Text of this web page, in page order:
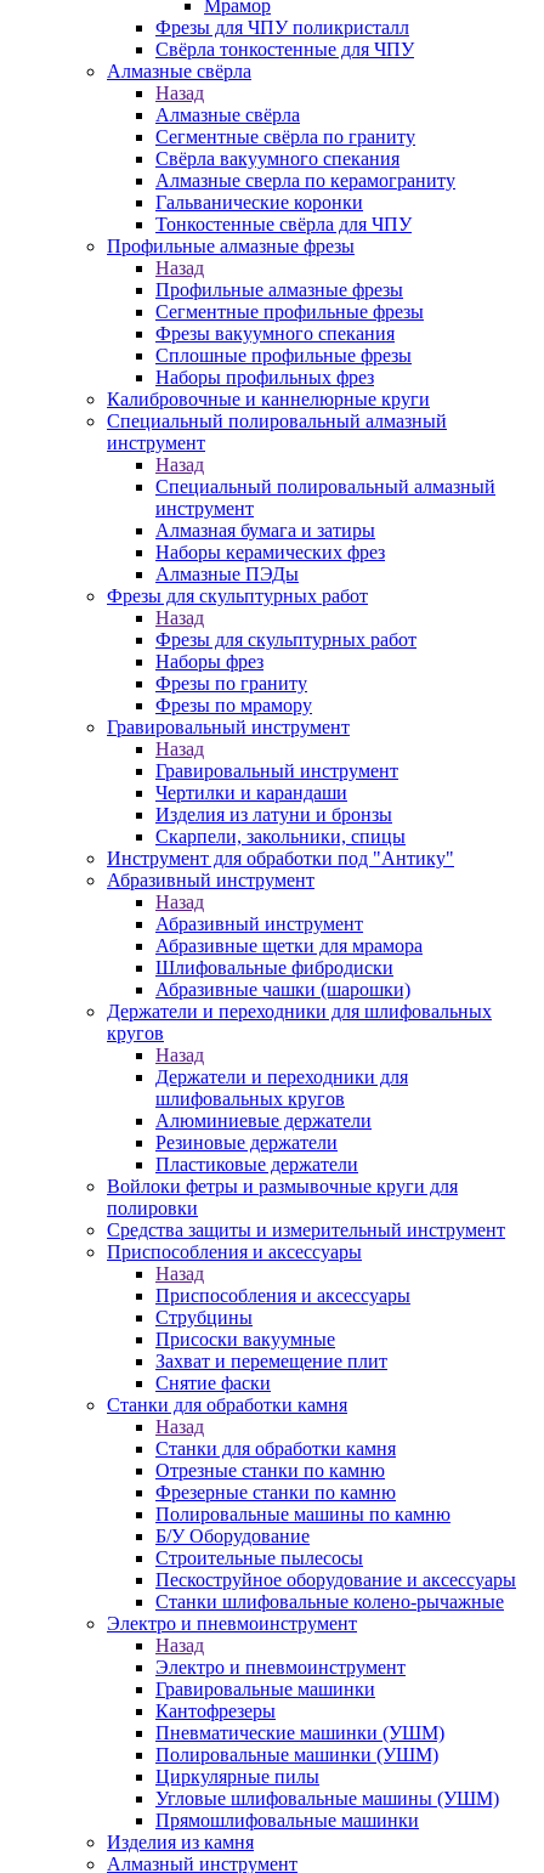
Мрамор
Фрезы для ЧПУ поликристалл
Свёрла тонкостенные для ЧПУ
Алмазные свёрла
Назад
Алмазные свёрла
Сегментные свёрла по граниту
Свёрла вакуумного спекания
Алмазные сверла по керамограниту
Гальванические коронки
Тонкостенные свёрла для ЧПУ
Профильные алмазные фрезы
Назад
Профильные алмазные фрезы
Сегментные профильные фрезы
Фрезы вакуумного спекания
Сплошные профильные фрезы
Наборы профильных фрез
Калибровочные и каннелюрные круги
Специальный полировальный алмазный
инструмент
Назад
Специальный полировальный алмазный
инструмент
Алмазная бумага и затиры
Наборы керамических фрез
Алмазные ПЭДы
Фрезы для скульптурных работ
Назад
Фрезы для скульптурных работ
Наборы фрез
Фрезы по граниту
Фрезы по мрамору
Гравировальный инструмент
Назад
Гравировальный инструмент
Чертилки и карандаши
Изделия из латуни и бронзы
Скарпели, закольники, спицы
Инструмент для обработки под "Антику"
Абразивный инструмент
Назад
Абразивный инструмент
Абразивные щетки для мрамора
Шлифовальные фибродиски
Абразивные чашки (шарошки)
Держатели и переходники для шлифовальных
кругов
Назад
Держатели и переходники для
шлифовальных кругов
Алюминиевые держатели
Резиновые держатели
Пластиковые держатели
Войлоки фетры и размывочные круги для
полировки
Средства защиты и измерительный инструмент
Приспособления и аксессуары
Назад
Приспособления и аксессуары
Струбцины
Присоски вакуумные
Захват и перемещение плит
Снятие фаски
Станки для обработки камня
Назад
Станки для обработки камня
Отрезные станки по камню
Фрезерные станки по камню
Полировальные машины по камню
Б/У Оборудование
Строительные пылесосы
Пескоструйное оборудование и аксессуары
Станки шлифовальные колено-рычажные
Электро и пневмоинструмент
Назад
Электро и пневмоинструмент
Гравировальные машинки
Кантофрезеры
Пневматические машинки (УШМ)
Полировальные машинки (УШМ)
Циркулярные пилы
Угловые шлифовальные машины (УШМ)
Прямошлифовальные машинки
Изделия из камня
Алмазный инструмент